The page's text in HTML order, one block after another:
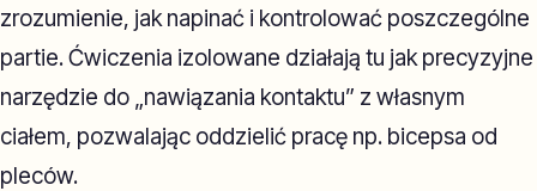
zrozumienie, jak napinać i kontrolować poszczególne
partie. Ćwiczenia izolowane działają tu jak precyzyjne
narzędzie do „nawiązania kontaktu” z własnym
ciałem, pozwalając oddzielić pracę np. bicepsa od
pleców.